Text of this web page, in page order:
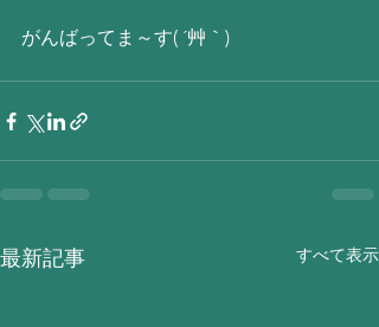
がんばってま～す( ´艸｀)
最新記事 すべて表示